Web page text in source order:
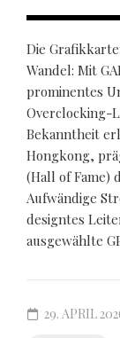
Die
Wandel: Mit
prominentes
Overclocking-
Bekanntheit
Hongkong,
(Hall of Fame)
Aufwändige
designtes
ausgewählte
29. APRIL